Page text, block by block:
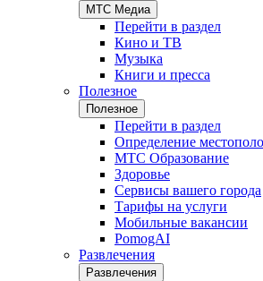
МТС Медиа
Перейти в раздел
Кино и ТВ
Музыка
Книги и пресса
Полезное
Полезное
Перейти в раздел
Определение
МТС Образование
Здоровье
Сервисы вашего города
Тарифы на услуги
Мобильные вакансии
PomogAI
Развлечения
Развлечения